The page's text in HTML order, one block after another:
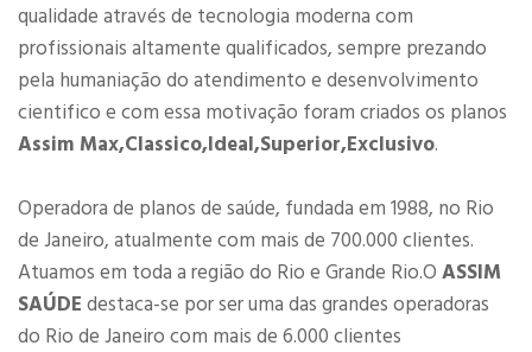
qualidade através de tecnologia moderna com
profissionais altamente qualificados, sempre prezando
pela humaniação do atendimento e desenvolvimento
cientifico e com essa motivação foram criados os planos
Assim Max,Classico,Ideal,Superior,Exclusivo.
Operadora de planos de saúde, fundada em 1988, no Rio
de Janeiro, atualmente com mais de 700.000 clientes.
Atuamos em toda a região do Rio e Grande Rio.O ASSIM
SAÚDE destaca-se por ser uma das grandes operadoras
do Rio de Janeiro com mais de 6.000 clientes